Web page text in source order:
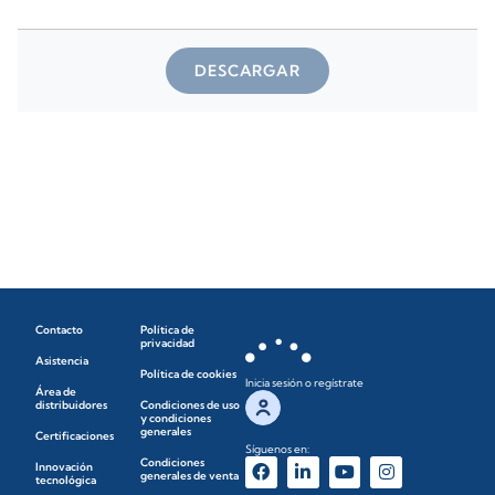
DESCARGAR
Contacto
Asistencia
Área de
distribuidores
Certificaciones
Innovación
tecnológica
Política de
privacidad
Política de cookies
Condiciones de uso
y condiciones
generales
Condiciones
generales de venta
Inicia sesión o regístrate
Síguenos en: